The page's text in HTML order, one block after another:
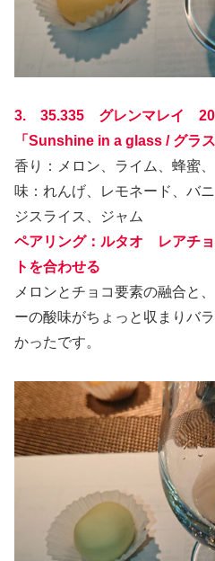
3. 35.335 グレンマレイ
「Sunshine in a glass / グラ
香り：メロン、ライム、蜂蜜
味：れんげ、レモネード、バ
ジスライス、ジャム
ペアリング：ルタオ レアチ
トを合わせる
メロンとチョコ要素の融合と
ーの酸味がちょっと収まりバ
かったです。